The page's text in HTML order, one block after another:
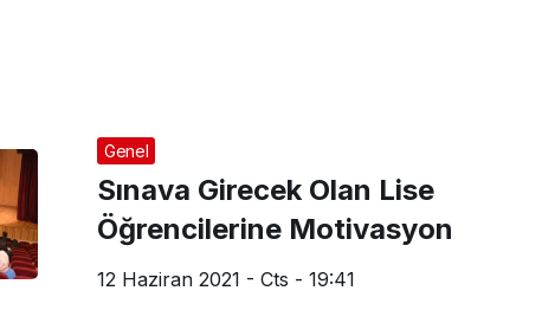
Genel
Sınava Girecek Olan Lise
Öğrencilerine Motivasyon
12 Haziran 2021 - Cts - 19:41